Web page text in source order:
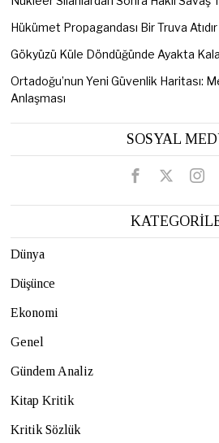
Hükümet Propagandası Bir Truva Atıdır
Gökyüzü Küle Döndüğünde Ayakta
Ortadoğu’nun Yeni Güvenlik Haritası:
Anlaşması
SOSYAL
Dünya
Düşünce
Ekonomi
Genel
Gündem Analiz
Kitap Kritik
Kritik Sözlük